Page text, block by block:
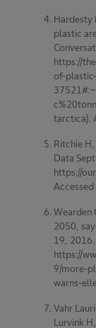
Hardesty
plastic
https://
of-
tarctica).
Ritchie
Data
https://
Wearden
2050,
19, 2016.
https://
9/more-
warns-
Vahr
Lurvink